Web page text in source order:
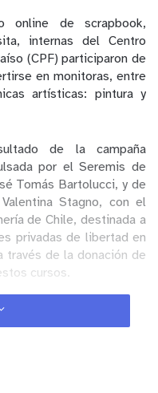
de scrapbook,
internas del Centro
(CPF) participaron de
en monitoras, entre
artísticas: pintura y
de la campaña
por el Seremis de
Tomás Bartolucci, y de
Stagno, con el
de Chile, destinada a
privadas de libertad en
través de la donación de
cursos.
las veces de
la misma forma que